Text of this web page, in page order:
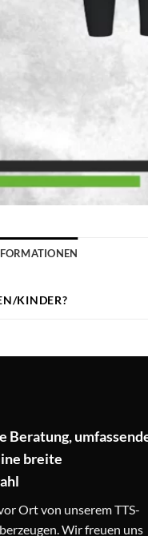
KINDER?
Beratung,
breite
Ort von unserem TTS-
Wir freuen uns